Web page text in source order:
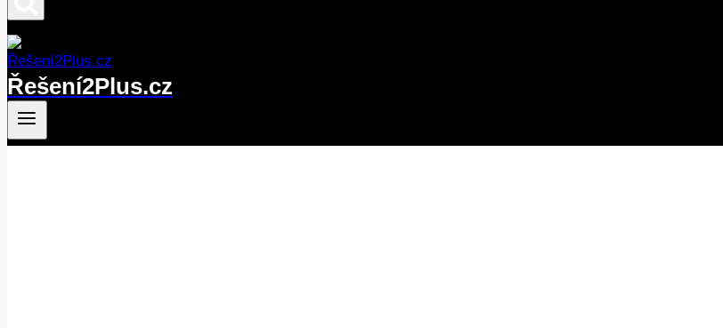
Řešení2Plus.cz